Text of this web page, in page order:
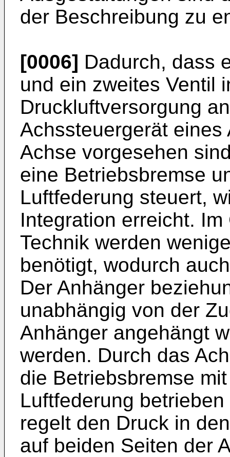
der Beschreibung zu
[0006] Dadurch, dass
und ein zweites Ventil
Druckluftversorgung
Achssteuergerät
Achse vorgesehen
eine Betriebsbremse
Luftfederung steuert,
Integration erreicht.
Technik werden
benötigt, wodurch
Der Anhänger
unabhängig von der
Anhänger angehängt
werden. Durch das
die Betriebsbremse
Luftfederung
regelt den Druck in
auf beiden Seiten der